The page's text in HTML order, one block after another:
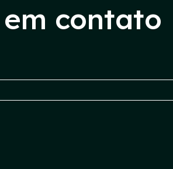
contato